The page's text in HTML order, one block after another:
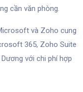
cần văn phòng.
và Zoho cung
365, Zoho Suite
với chi phí hợp